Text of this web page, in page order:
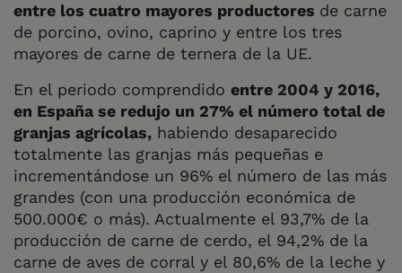
entre los cuatro mayores productores de carne
de porcino, ovino, caprino y entre los tres
mayores de carne de ternera de la UE.
En el periodo comprendido entre 2004 y 2016,
en España se redujo un 27% el número total de
granjas agrícolas, habiendo desaparecido
totalmente las granjas más pequeñas e
incrementándose un 96% el número de las más
grandes (con una producción económica de
500.000€ o más). Actualmente el 93,7% de la
producción de carne de cerdo, el 94,2% de la
carne de aves de corral y el 80,6% de la leche y